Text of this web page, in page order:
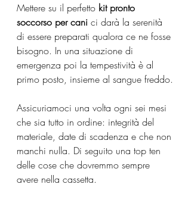
Mettere su il perfetto kit pronto
soccorso per cani ci darà la serenità
di essere preparati qualora ce ne fosse
bisogno. In una situazione di
emergenza poi la tempestività è al
primo posto, insieme al sangue freddo.
Assicuriamoci una volta ogni sei mesi
che sia tutto in ordine: integrità del
materiale, date di scadenza e che non
manchi nulla. Di seguito una top ten
delle cose che dovremmo sempre
avere nella cassetta.